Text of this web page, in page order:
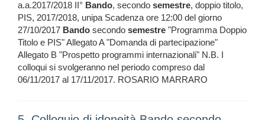
a.a.2017/2018 II° Bando, secondo semestre, doppio titolo,
PIS, 2017/2018, unipa Scadenza ore 12:00 del giorno
27/10/2017 Bando secondo semestre "Programma Doppio
Titolo e PIS" Allegato A "Domanda di partecipazione"
Allegato B "Prospetto programmi internazionali" N.B. I
colloqui si svolgeranno nel periodo compreso dal
06/11/2017 al 17/11/2017. ROSARIO MARRARO